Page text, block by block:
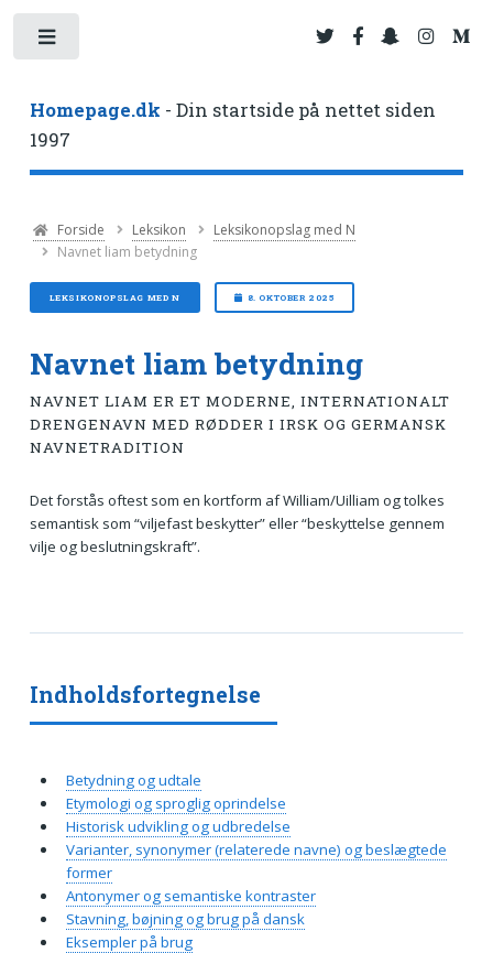
Homepage.dk - Din startside på nettet siden
1997
Forside Leksikon
Leksikonopslag med N
Navnet liam betydning
LEKSIKONOPSLAG MED N 8. OKTOBER 2025
Navnet liam betydning
NAVNET LIAM ER ET MODERNE, INTERNATIONALT
DRENGENAVN MED RØDDER I IRSK OG GERMANSK
NAVNETRADITION
Det forstås oftest som en kortform af William/Uilliam og tolkes
semantisk som “viljefast beskytter” eller “beskyttelse gennem
vilje og beslutningskraft”.
Indholdsfortegnelse
Betydning og udtale
Etymologi og sproglig oprindelse
Historisk udvikling og udbredelse
Varianter, synonymer (relaterede navne) og beslægtede
former
Antonymer og semantiske kontraster
Stavning, bøjning og brug på dansk
Eksempler på brug